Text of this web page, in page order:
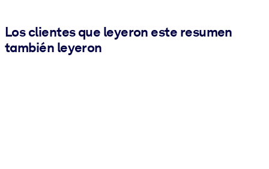
Los clientes que leyeron este resumen
también leyeron